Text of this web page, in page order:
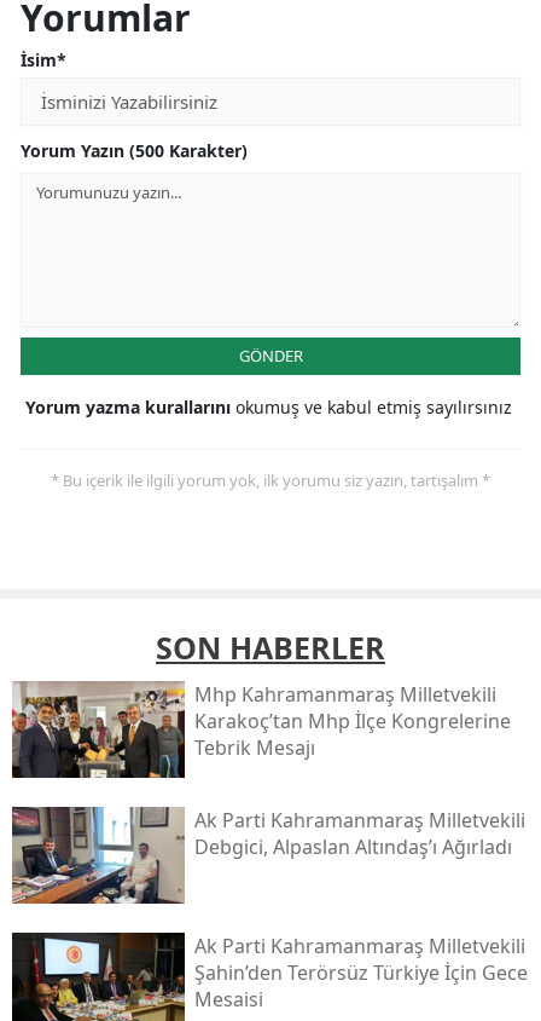
Yorumlar
İsim*
Yorum Yazın (500 Karakter)
GÖNDER
Yorum yazma kurallarını okumuş ve kabul etmiş sayılırsınız
* Bu içerik ile ilgili yorum yok, ilk yorumu siz yazın, tartışalım *
SON HABERLER
Mhp Kahramanmaraş Milletvekili
Karakoç’tan Mhp İlçe Kongrelerine
Tebrik Mesajı
Ak Parti Kahramanmaraş Milletvekili
Debgici, Alpaslan Altındaş’ı Ağırladı
Ak Parti Kahramanmaraş Milletvekili
Şahin’den Terörsüz Türkiye İçin Gece
Mesaisi